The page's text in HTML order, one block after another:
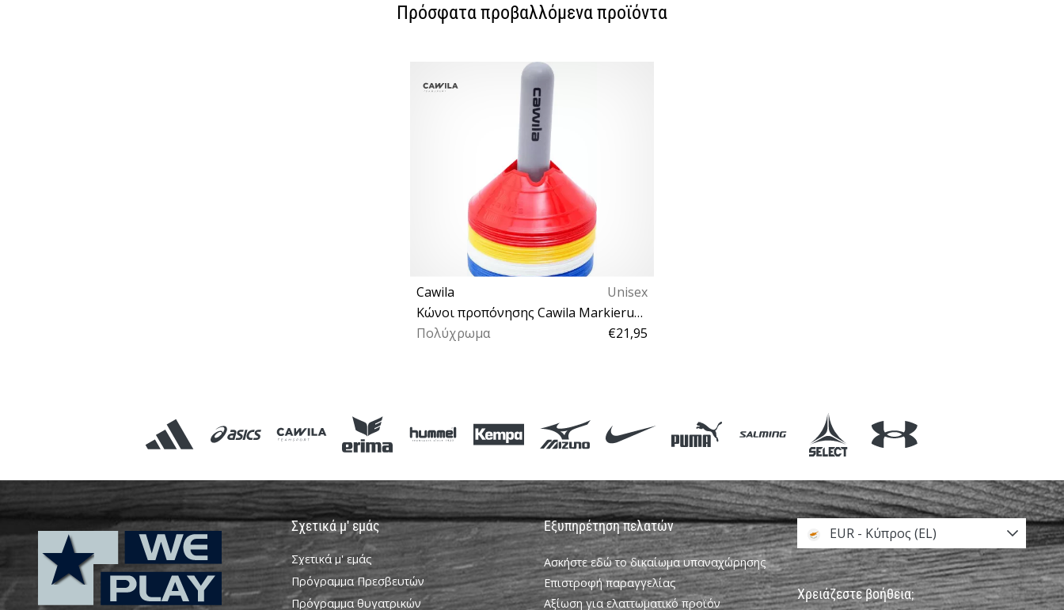
Πρόσφατα προβαλλόμενα προϊόντα
Cawila
Unisex
Κώνοι προπόνησης Cawila Markierungshauben CLASSIC M | 40er Halter
Πολύχρωμα
€21,95
Σχετικά μ' εμάς
Σχετικά μ' εμάς
Πρόγραμμα Πρεσβευτών
Πρόγραμμα θυγατρικών
Εξυπηρέτηση πελατών
Ασκήστε εδώ το δικαίωμα υπαναχώρησης
Επιστροφή παραγγελίας
Αξίωση για ελαττωματικό προϊόν
EUR - Κύπρος (EL)
Χρειάζεστε βοήθεια;